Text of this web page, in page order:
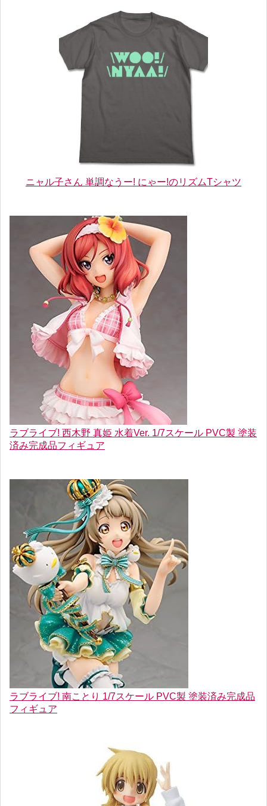
ニャル子さん 単調なうー! にゃー!のリズムTシャツ
ラブライブ! 西木野 真姫 水着Ver. 1/7スケール PVC製 塗装
済み完成品フィギュア
ラブライブ! 南ことり 1/7スケール PVC製 塗装済み完成品
フィギュア